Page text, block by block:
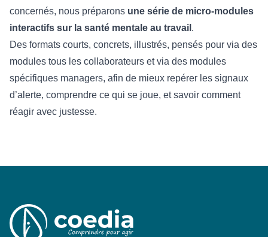
concernés, nous préparons une série de micro-modules
interactifs sur la santé mentale au travail .
Des formats courts, concrets, illustrés, pensés pour via des
modules tous les collaborateurs et via des modules
spécifiques managers, afin de mieux repérer les signaux
d’alerte, comprendre ce qui se joue, et savoir comment
réagir avec justesse.